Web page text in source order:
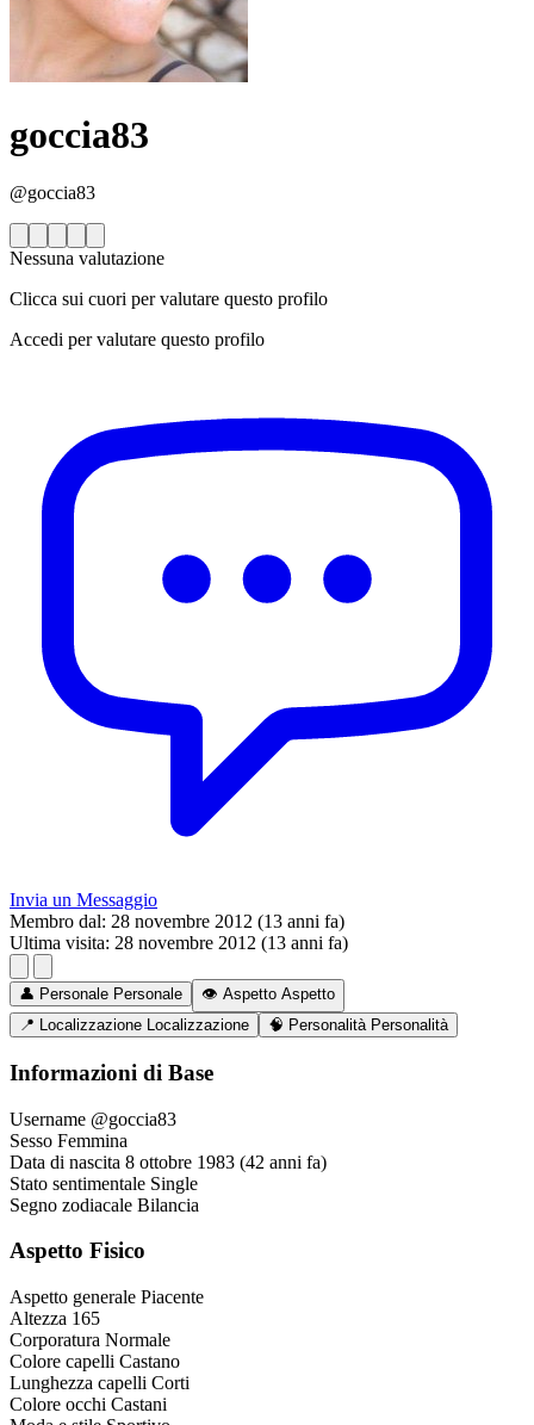
goccia83
@goccia83
Nessuna valutazione
Clicca sui cuori per valutare questo profilo
Accedi per valutare questo profilo
Invia un Messaggio
Membro dal: 28 novembre 2012 (13 anni fa)
Ultima visita: 28 novembre 2012 (13 anni fa)
👤 Personale Personale 👁️ Aspetto Aspetto
📍 Localizzazione Localizzazione 🧠 Personalità Personalità
Informazioni di Base
Username @goccia83
Sesso Femmina
Data di nascita 8 ottobre 1983 (42 anni fa)
Stato sentimentale Single
Segno zodiacale Bilancia
Aspetto Fisico
Aspetto generale Piacente
Altezza 165
Corporatura Normale
Colore capelli Castano
Lunghezza capelli Corti
Colore occhi Castani